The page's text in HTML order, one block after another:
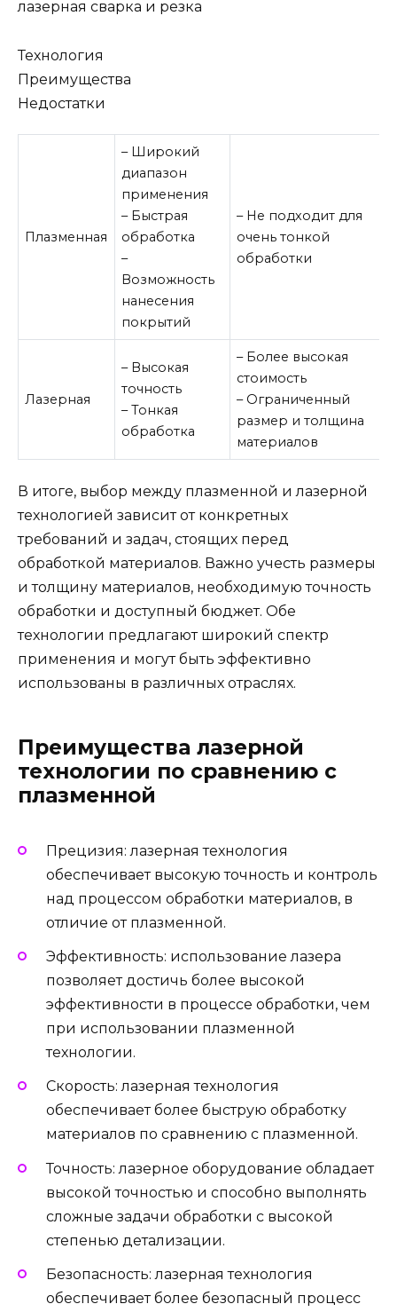
лазерная сварка и резка
Технология
Преимущества
Недостатки
Плазменная
– Широкий
диапазон
применения
– Быстрая
обработка
–
Возможность
нанесения
покрытий
– Не подходит для
очень тонкой
обработки
Лазерная
– Высокая
точность
– Тонкая
обработка
– Более высокая
стоимость
– Ограниченный
размер и толщина
материалов
В итоге, выбор между плазменной и лазерной
технологией зависит от конкретных
требований и задач, стоящих перед
обработкой материалов. Важно учесть размеры
и толщину материалов, необходимую точность
обработки и доступный бюджет. Обе
технологии предлагают широкий спектр
применения и могут быть эффективно
использованы в различных отраслях.
Преимущества лазерной
технологии по сравнению с
плазменной
Прецизия: лазерная технология
обеспечивает высокую точность и контроль
над процессом обработки материалов, в
отличие от плазменной.
Эффективность: использование лазера
позволяет достичь более высокой
эффективности в процессе обработки, чем
при использовании плазменной
технологии.
Скорость: лазерная технология
обеспечивает более быструю обработку
материалов по сравнению с плазменной.
Точность: лазерное оборудование обладает
высокой точностью и способно выполнять
сложные задачи обработки с высокой
степенью детализации.
Безопасность: лазерная технология
обеспечивает более безопасный процесс